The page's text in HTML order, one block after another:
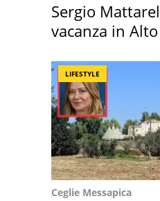
Sergio
vacanza in
LIFESTYLE
Ceglie Messapica